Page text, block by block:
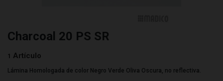
Charcoal 20 PS SR
1 Artículo
Lámina Homologada de color Negro Verde Oliva Oscura, no reflectiva.